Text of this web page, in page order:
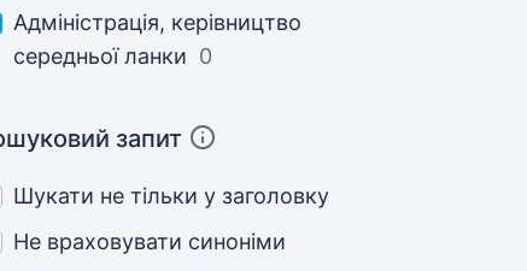
Адмiнiстрацiя, керівництво
середньої ланки 0
запит
Шукати не тільки у заголовку
Не враховувати синоніми